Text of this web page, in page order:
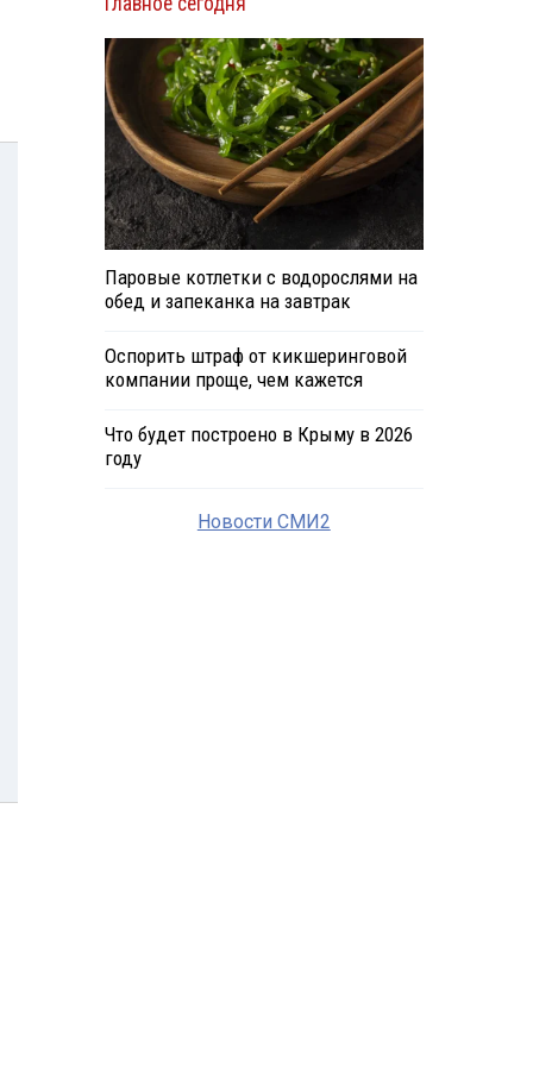
Паровые котлетки с водорослями на
обед и запеканка на завтрак
Оспорить штраф от кикшеринговой
компании проще, чем кажется
Что будет построено в Крыму в 2026
году
Новости СМИ2